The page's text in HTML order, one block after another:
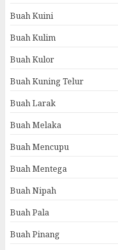
Buah Kuini
Buah Kulim
Buah Kulor
Buah Kuning Telur
Buah Larak
Buah Melaka
Buah Mencupu
Buah Mentega
Buah Nipah
Buah Pala
Buah Pinang